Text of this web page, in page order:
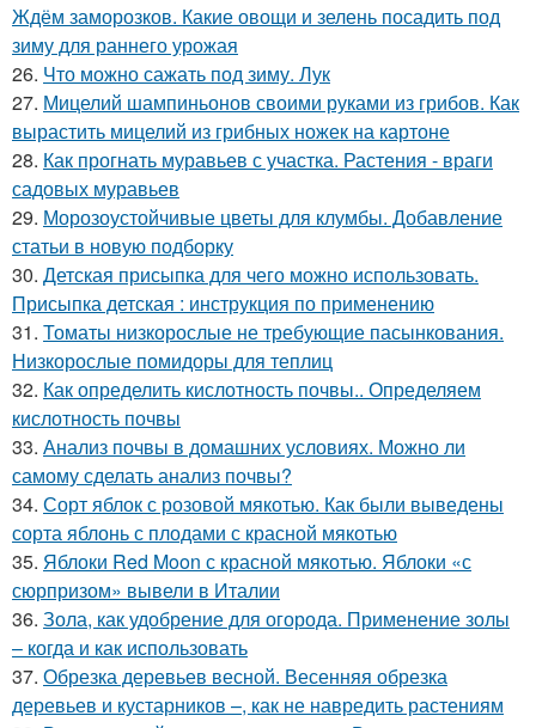
Ждём заморозков. Какие овощи и зелень посадить под
зиму для раннего урожая
26. Что можно сажать под зиму. Лук
27. Мицелий шампиньонов своими руками из грибов. Как
вырастить мицелий из грибных ножек на картоне
28. Как прогнать муравьев с участка. Растения - враги
садовых муравьев
29. Морозоустойчивые цветы для клумбы. Добавление
статьи в новую подборку
30. Детская присыпка для чего можно использовать.
Присыпка детская : инструкция по применению
31. Томаты низкорослые не требующие пасынкования.
Низкорослые помидоры для теплиц
32. Как определить кислотность почвы.. Определяем
кислотность почвы
33. Анализ почвы в домашних условиях. Можно ли
самому сделать анализ почвы?
34. Сорт яблок с розовой мякотью. Как были выведены
сорта яблонь с плодами с красной мякотью
35. Яблоки Red Moon с красной мякотью. Яблоки «с
сюрпризом» вывели в Италии
36. Зола, как удобрение для огорода. Применение золы
– когда и как использовать
37. Обрезка деревьев весной. Весенняя обрезка
деревьев и кустарников –, как не навредить растениям